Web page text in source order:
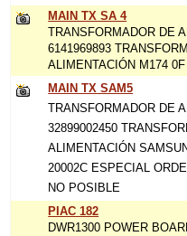
MAIN TX SA 4
TRANSFORMADOR DE
6141969893
ALIMENTACIÓN M174
MAIN TX SAM5
TRANSFORMADOR DE
32899002450
ALIMENTACIÓN
20002C ESPECIAL
NO POSIBLE
PIAC 182
DWR1300 POWER